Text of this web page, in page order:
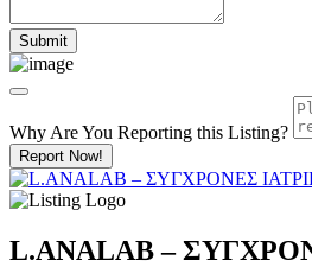
Why Are You Reporting this Listing?
Report Now!
L.ANALAB –